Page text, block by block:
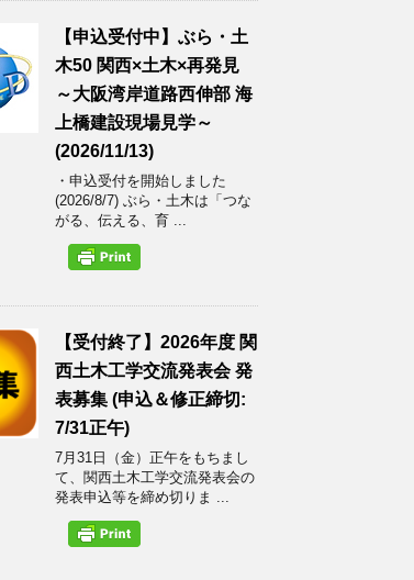
【申込受付中】ぶら・土
木50 関西×土木×再発見
～大阪湾岸道路西伸部 海
上橋建設現場見学～
(2026/11/13)
・申込受付を開始しました
(2026/8/7) ぶら・土木は「つな
がる、伝える、育 ...
【受付終了】2026年度 関
西土木工学交流発表会 発
表募集 (申込＆修正締切:
7/31正午)
7月31日（金）正午をもちまし
て、関西土木工学交流発表会の
発表申込等を締め切りま ...